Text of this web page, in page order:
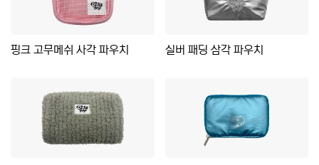
핑크 고무메쉬 사각 파우치 실버 패딩 삼각 파우치